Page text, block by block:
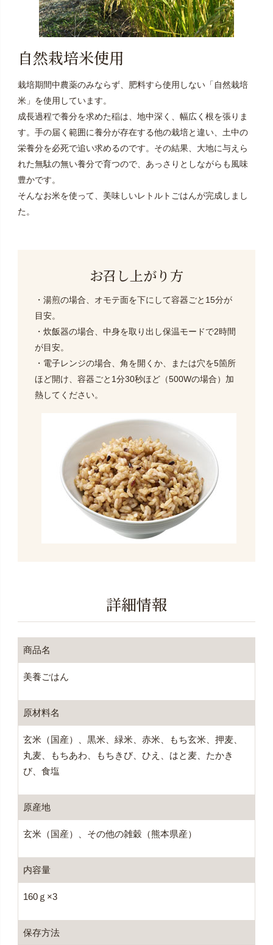
自然栽培米使用
栽培期間中農薬のみならず、肥料すら使用しない「自然栽培
米」を使用しています。
成長過程で養分を求めた稲は、地中深く、幅広く根を張りま
す。手の届く範囲に養分が存在する他の栽培と違い、土中の
栄養分を必死で追い求めるのです。その結果、大地に与えら
れた無駄の無い養分で育つので、あっさりとしながらも風味
豊かです。
そんなお米を使って、美味しいレトルトごはんが完成しまし
た。
お召し上がり方
・湯煎の場合、オモテ面を下にして容器ごと15分が
目安。
・炊飯器の場合、中身を取り出し保温モードで2時間
が目安。
・電子レンジの場合、角を開くか、または穴を5箇所
ほど開け、容器ごと1分30秒ほど（500Wの場合）加
熱してください。
詳細情報
商品名
美養ごはん
原材料名
玄米（国産）、黒米、緑米、赤米、もち玄米、押麦、
丸麦、もちあわ、もちきび、ひえ、はと麦、たかき
び、食塩
原産地
玄米（国産）、その他の雑穀（熊本県産）
内容量
160ｇ×3
保存方法